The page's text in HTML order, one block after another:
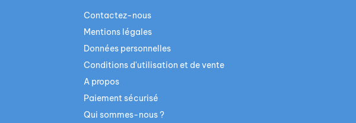
Contactez-nous
Mentions légales
Données personnelles
Conditions d'utilisation et de vente
A propos
Paiement sécurisé
Qui sommes-nous ?